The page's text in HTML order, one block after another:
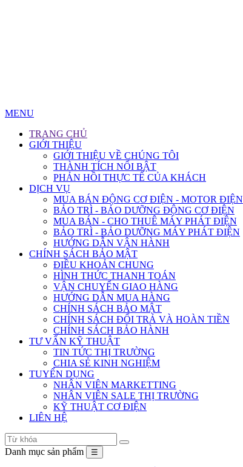
MENU
TRANG CHỦ
GIỚI THIỆU
GIỚI THIỆU VỀ CHÚNG TÔI
THÀNH TÍCH NỔI BẬT
PHẢN HỒI THỰC TẾ CỦA KHÁCH
DỊCH VỤ
MUA BÁN ĐỘNG CƠ ĐIỆN - MOTOR ĐIỆN
BẢO TRÌ - BẢO DƯỠNG ĐỘNG CƠ ĐIỆN
MUA BÁN - CHO THUÊ MÁY PHÁT ĐIỆN
BẢO TRÌ - BẢO DƯỠNG MÁY PHÁT ĐIỆN
HƯỚNG DẪN VẬN HÀNH
CHÍNH SÁCH BẢO MẬT
ĐIỀU KHOẢN CHUNG
HÌNH THỨC THANH TOÁN
VẬN CHUYỂN GIAO HÀNG
HƯỚNG DẪN MUA HÀNG
CHÍNH SÁCH BẢO MẬT
CHÍNH SÁCH ĐỔI TRẢ VÀ HOÀN TIỀN
CHÍNH SÁCH BẢO HÀNH
TƯ VẤN KỸ THUẬT
TIN TỨC THỊ TRƯỜNG
CHIA SẺ KINH NGHIỆM
TUYỂN DỤNG
NHÂN VIÊN MARKETTING
NHÂN VIÊN SALE THỊ TRƯỜNG
KỸ THUẬT CƠ ĐIỆN
LIÊN HỆ
Danh mục sản phẩm ☰